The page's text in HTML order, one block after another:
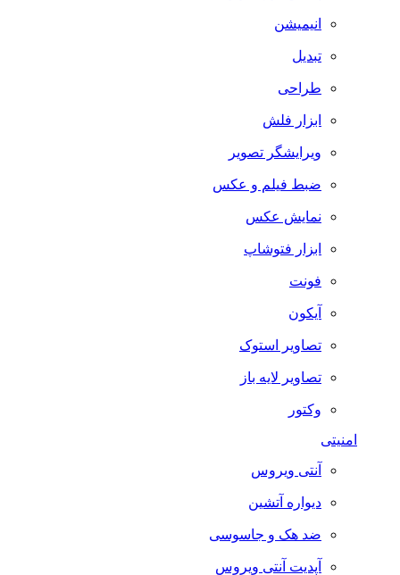
انیمیشن
تبدیل
طراحی
ابزار فلش
ویرایشگر تصویر
ضبط فيلم و عكس
نمایش عکس
ابزار فتوشاپ
فونت
آیکون
تصاویر استوک
تصاویر لایه باز
وکتور
امنیتی
آنتی ویروس
دیواره آتشین
ضد هک و جاسوسی
آپدیت آنتی ویروس